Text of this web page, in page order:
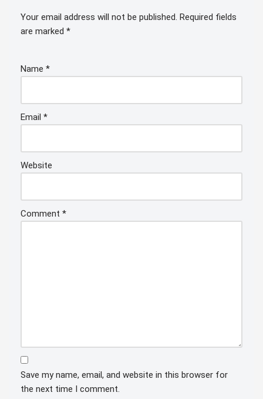
Your email address will not be published. Required fields
are marked *
Name *
Email *
Website
Comment *
Save my name, email, and website in this browser for
the next time I comment.